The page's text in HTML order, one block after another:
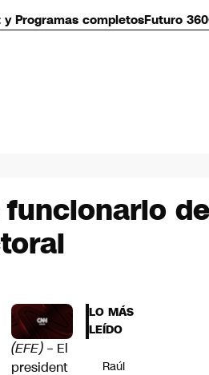
y Programas completosFuturo 360
(EFE) – El
president
LO MÁS
LEÍDO
Raúl